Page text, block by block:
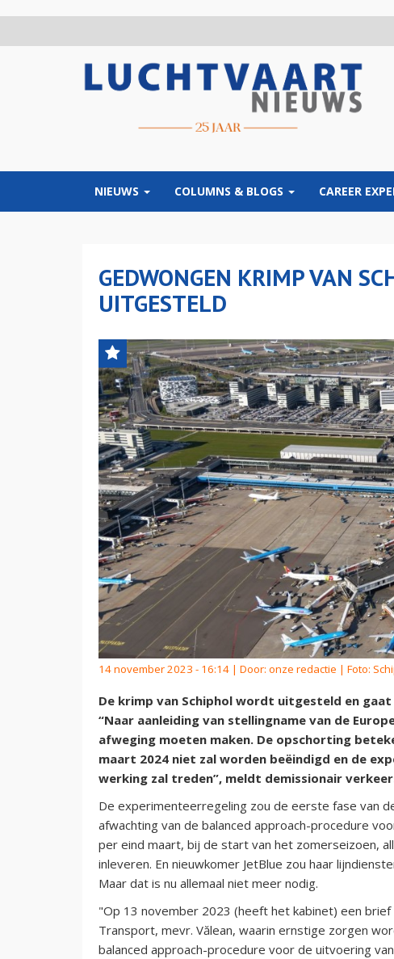
NIEUWS COLUMNS & BLOGS CAREER
GEDWONGEN KRIMP VAN
UITGESTELD
14 november 2023 - 16:14 | Door: onze redactie | Foto:
De krimp van Schiphol wordt uitgesteld en
“Naar aanleiding van stellingname van de
afweging moeten maken. De opschorting
maart 2024 niet zal worden beëindigd en de
werking zal treden”, meldt demissionair
De experimenteerregeling zou de eerste fase van
afwachting van de balanced approach-procedure
per eind maart, bij de start van het zomerseizoen,
inleveren. En nieuwkomer JetBlue zou haar
Maar dat is nu allemaal niet meer nodig.
"Op 13 november 2023 (heeft het kabinet) een
Transport, mevr. Vălean, waarin ernstige zorgen
balanced approach-procedure voor de uitvoering